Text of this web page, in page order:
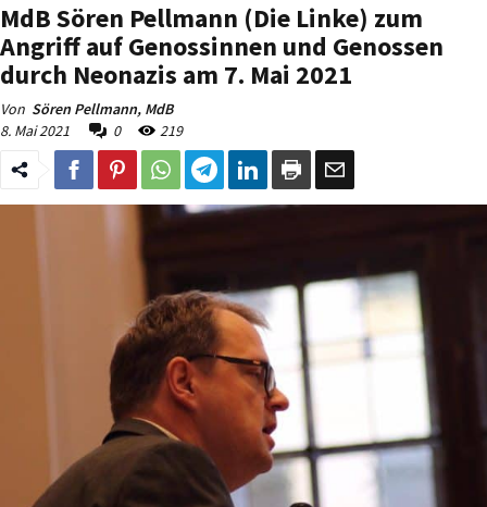
MdB Sören Pellmann (Die Linke) zum
Angriff auf Genossinnen und Genossen
durch Neonazis am 7. Mai 2021
Von Sören Pellmann, MdB
8. Mai 2021
0 219